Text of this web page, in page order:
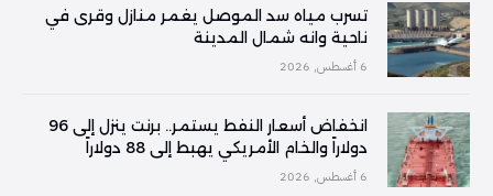
تسرب مياه سد الموصل يغمر منازل وقرى في
ناحية وانه شمال المدينة
6 أغسطس, 2026
انخفاض أسعار النفط يستمر.. برنت ينزل إلى 96
دولاراً والخام الأمريكي يهبط إلى 88 دولاراً
6 أغسطس, 2026